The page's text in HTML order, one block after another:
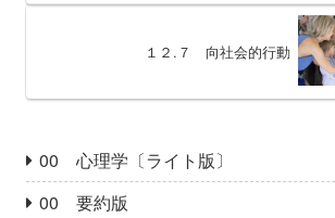
１２.７ 向社会的行動
00 心理学〔ライト版〕
00 要約版